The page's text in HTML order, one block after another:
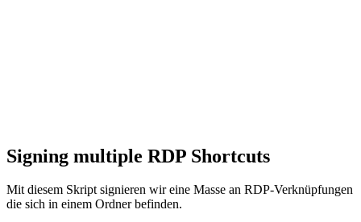
Signing multiple RDP Shortcuts
Mit diesem Skript signieren wir eine Masse an RDP-Verknüpfungen
die sich in einem Ordner befinden.